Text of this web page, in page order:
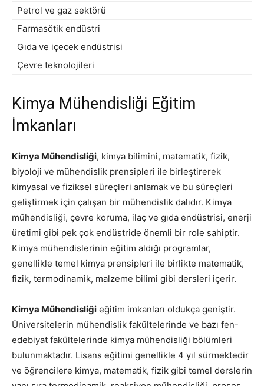
Petrol ve gaz sektörü
Farmasötik endüstri
Gıda ve içecek endüstrisi
Çevre teknolojileri
Kimya Mühendisliği Eğitim
İmkanları
Kimya Mühendisliği, kimya bilimini, matematik, fizik,
biyoloji ve mühendislik prensipleri ile birleştirerek
kimyasal ve fiziksel süreçleri anlamak ve bu süreçleri
geliştirmek için çalışan bir mühendislik dalıdır. Kimya
mühendisliği, çevre koruma, ilaç ve gıda endüstrisi, enerji
üretimi gibi pek çok endüstride önemli bir role sahiptir.
Kimya mühendislerinin eğitim aldığı programlar,
genellikle temel kimya prensipleri ile birlikte matematik,
fizik, termodinamik, malzeme bilimi gibi dersleri içerir.
Kimya Mühendisliği eğitim imkanları oldukça geniştir.
Üniversitelerin mühendislik fakültelerinde ve bazı fen-
edebiyat fakültelerinde kimya mühendisliği bölümleri
bulunmaktadır. Lisans eğitimi genellikle 4 yıl sürmektedir
ve öğrencilere kimya, matematik, fizik gibi temel derslerin